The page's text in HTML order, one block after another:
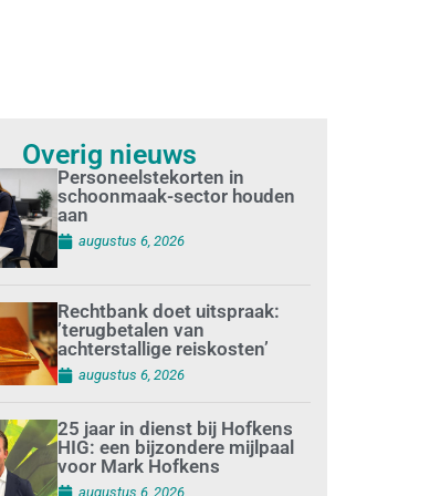
Overig nieuws
Personeelstekorten in
schoonmaak-sector houden
aan
augustus 6, 2026
Rechtbank doet uitspraak:
’terugbetalen van
achterstallige reiskosten’
augustus 6, 2026
25 jaar in dienst bij Hofkens
HIG: een bijzondere mijlpaal
voor Mark Hofkens
augustus 6, 2026